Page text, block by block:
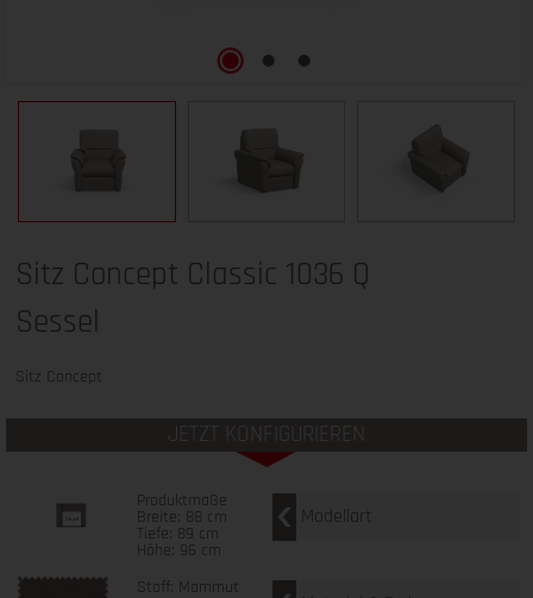
Sitz Concept Classic 1036 Q
Sessel
Sitz Concept
JETZT KONFIGURIEREN
Produktmaße
Breite: 88 cm
Tiefe: 89 cm
Höhe: 96 cm
Modellart
Stoff: Mammut